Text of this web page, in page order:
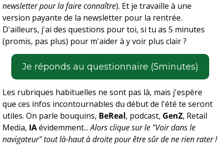
newsletter pour la faire connaître). Et je travaille à une
version payante de la newsletter pour la rentrée.
D'ailleurs, j'ai des questions pour toi, si tu as 5 minutes
(promis, pas plus) pour m'aider à y voir plus clair ?
Je réponds au questionnaire (5minutes)
Les rubriques habituelles ne sont pas là, mais j'espère
que ces infos incontournables du début de l'été te seront
utiles. On parle bouquins, BeReal, podcast, GenZ, Retail
Media, IA évidemment... Alors clique sur le "Voir dans le
navigateur" tout là-haut à droite pour être sûr de ne rien rater !